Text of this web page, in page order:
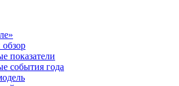
показатели
события года